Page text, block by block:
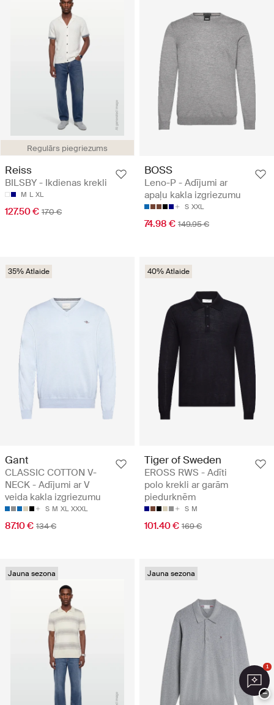
Regulārs piegriezums
Reiss
BILSBY - Ikdienas krekli
M L XL
127.50 € 170 €
BOSS
Leno-P - Adījumi ar
apaļu kakla izgriezumu
S XXL
74.98 € 149.95 €
35% Atlaide
Gant
CLASSIC COTTON V-
NECK - Adījumi ar V
veida kakla izgriezumu
S M XL XXXL
87.10 € 134 €
40% Atlaide
Tiger of Sweden
EROSS RWS - Adīti
polo krekli ar garām
piedurknēm
S M
101.40 € 169 €
Jauna sezona Jauna sezona
1
−